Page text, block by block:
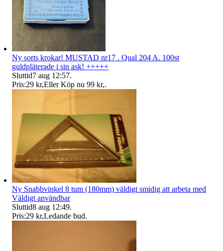
Ny sorts krokar! MUSTAD nr17 . Qual 204 A. 100st
guldpläterade i sin ask! +++++
Sluttid7 aug 12:57.
Pris:29 kr,Eller Köp nu 99 kr,.
Ny Snabbvinkel 8 tum (180mm) väldigt smidig att arbeta med
Väldigt användbar
Sluttid8 aug 12:49.
Pris:29 kr,Ledande bud.